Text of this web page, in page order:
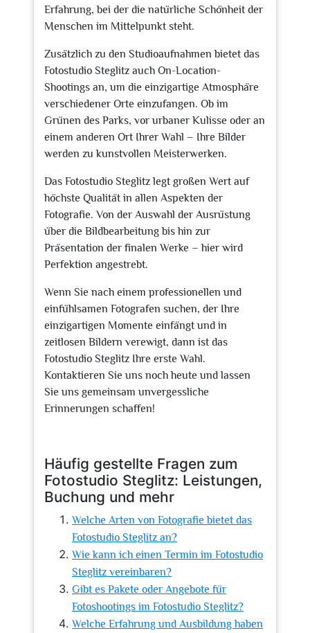
Erfahrung, bei der die natürliche Schönheit der
Menschen im Mittelpunkt steht.
Zusätzlich zu den Studioaufnahmen bietet das
Fotostudio Steglitz auch On-Location-
Shootings an, um die einzigartige Atmosphäre
verschiedener Orte einzufangen. Ob im
Grünen des Parks, vor urbaner Kulisse oder an
einem anderen Ort Ihrer Wahl – Ihre Bilder
werden zu kunstvollen Meisterwerken.
Das Fotostudio Steglitz legt großen Wert auf
höchste Qualität in allen Aspekten der
Fotografie. Von der Auswahl der Ausrüstung
über die Bildbearbeitung bis hin zur
Präsentation der finalen Werke – hier wird
Perfektion angestrebt.
Wenn Sie nach einem professionellen und
einfühlsamen Fotografen suchen, der Ihre
einzigartigen Momente einfängt und in
zeitlosen Bildern verewigt, dann ist das
Fotostudio Steglitz Ihre erste Wahl.
Kontaktieren Sie uns noch heute und lassen
Sie uns gemeinsam unvergessliche
Erinnerungen schaffen!
Häufig gestellte Fragen zum
Fotostudio Steglitz: Leistungen,
Buchung und mehr
Welche Arten von Fotografie bietet das
Fotostudio Steglitz an?
Wie kann ich einen Termin im Fotostudio
Steglitz vereinbaren?
Gibt es Pakete oder Angebote für
Fotoshootings im Fotostudio Steglitz?
Welche Erfahrung und Ausbildung haben